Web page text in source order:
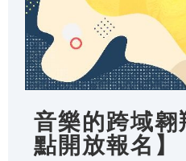
音樂的跨域翱
點開放報名】